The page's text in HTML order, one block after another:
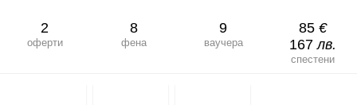
2
оферти
8
фена
9
ваучера
85 €
167лв.
спестени